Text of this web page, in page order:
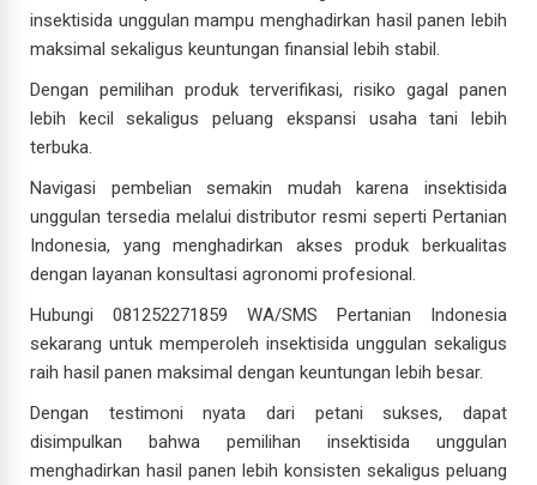
insektisida unggulan mampu menghadirkan hasil panen lebih
maksimal sekaligus keuntungan finansial lebih stabil.
Dengan pemilihan produk terverifikasi, risiko gagal panen
lebih kecil sekaligus peluang ekspansi usaha tani lebih
terbuka.
Navigasi pembelian semakin mudah karena insektisida
unggulan tersedia melalui distributor resmi seperti Pertanian
Indonesia, yang menghadirkan akses produk berkualitas
dengan layanan konsultasi agronomi profesional.
Hubungi 081252271859 WA/SMS Pertanian Indonesia
sekarang untuk memperoleh insektisida unggulan sekaligus
raih hasil panen maksimal dengan keuntungan lebih besar.
Dengan testimoni nyata dari petani sukses, dapat
disimpulkan bahwa pemilihan insektisida unggulan
menghadirkan hasil panen lebih konsisten sekaligus peluang